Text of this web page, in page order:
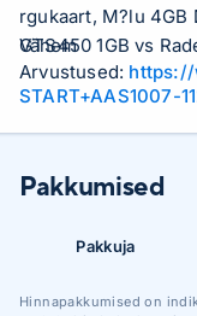
rgukaart, M?lu 4GB
GTS450 1GB vs
7200rpm SATA,
Toiteallikas 500W
(12)R3),
programm, teabe
koostamise
aasta litsents
Vähem
Arvustused: https://
START+AAS1007-
Pakkumised
Pakkuja
Hinnapakkumised on